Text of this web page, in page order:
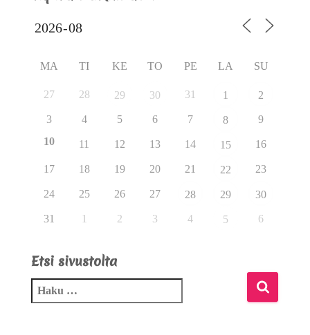
MA TI KE TO PE LA SU
27 28 29 30 31 1 2
3 4 5 6 7 8
9
10
11 12 13 14 15 16
17 18 19 20 21 22 23
24 25 26 27 28 29 30
31 1 2 3 4 5 6
Etsi sivustolta